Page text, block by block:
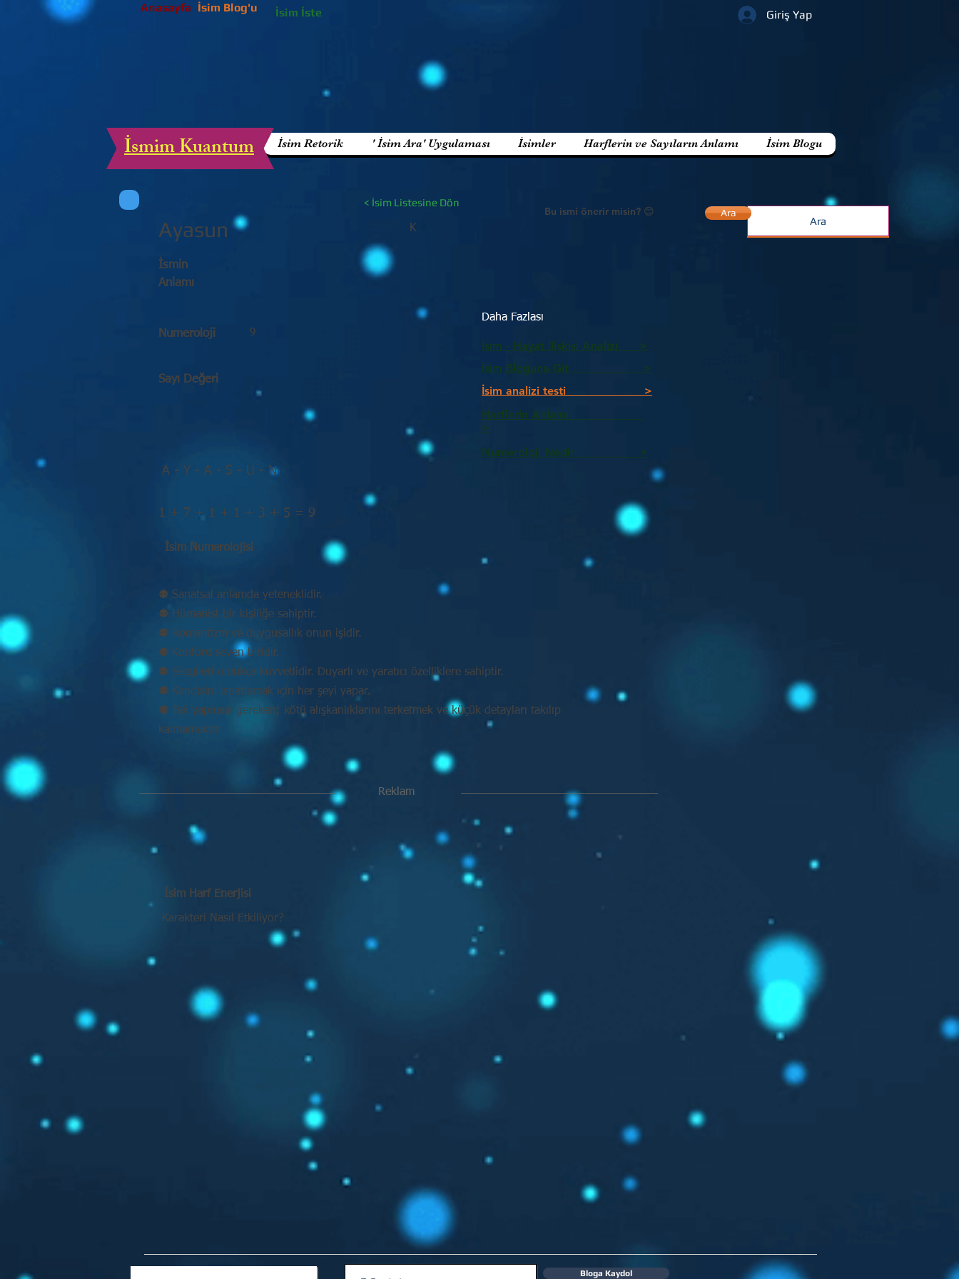
Anasayfa
Giriş Yap
İsim Blog'u İsim İste
İsim Retorik ' İsim Ara' Uygulaması İsimler Harflerin ve Sayıların Anlamı İsim Blogu
İsmim Kuantum
< İsim Listesine Dön
Ayasun K
Bu ismi önerir misin? 😊
İsmin
Anlamı
Numeroloji 9
Sayı Değeri
A - Y - A - S - U - N
Daha Fazlası
İsim - Hayat İlişkisi Analizi >
İsim Bloguna Git >
İsim analizi testi >
Harflerin Anlamı
>
Numeroloji Nedir_________ >
1 + 7 + 1 + 1 + 3 + 5 = 9
İsim Numerolojisi
⚉ Sanatsal anlamda yeteneklidir.
⚉ Hümanist bir kişiliğe sahiptir.
⚉ Romantizm ve duygusallık onun işidir.
⚉ Konforu seven biridir.
⚉ Sezgileri oldukça kuvvetlidir. Duyarlı ve yaratıcı özelliklere sahiptir.
⚉ Kendisini ispatlamak için her şeyi yapar.
⚉ Tek yapması gereken; kötü alışkanlıklarını terketmek ve küçük detayları takılıp
kalmamaktır.
Reklam
İsim Harf Enerjisi
Karakteri Nasıl Etkiliyor?
Ara
Bloga Kaydol